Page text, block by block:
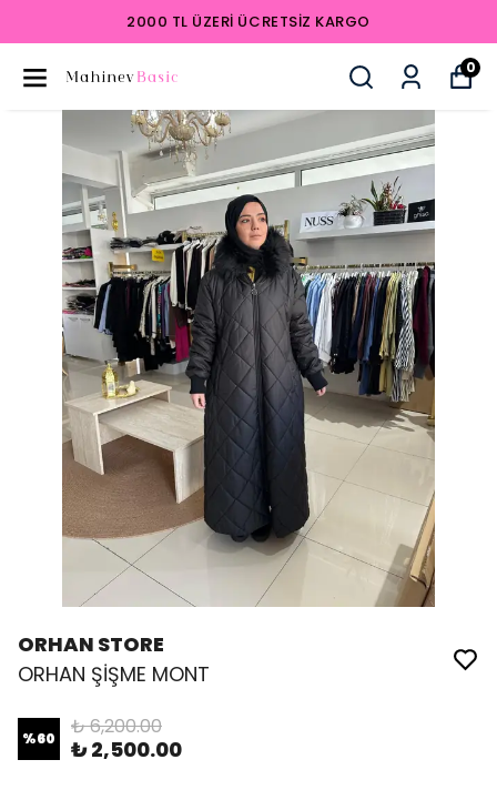
2000 TL ÜZERI ÜCRETSIZ KARGO
0
ORHAN STORE
ORHAN ŞİŞME MONT
%60 ₺ 6,200.00
₺ 2,500.00